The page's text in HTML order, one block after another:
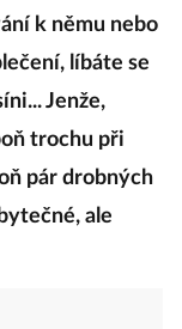
k němu nebo
líbáte se
Jenže,
trochu při
pár drobných
ale